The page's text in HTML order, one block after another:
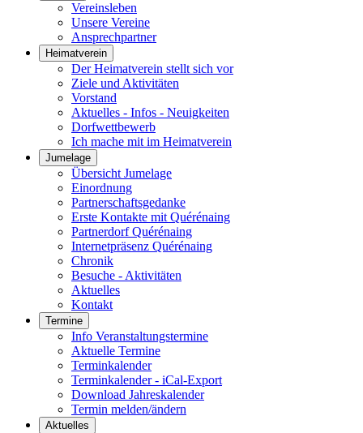
Vereinsleben
Unsere Vereine
Ansprechpartner
Heimatverein
Der Heimatverein stellt sich vor
Ziele und Aktivitäten
Vorstand
Aktuelles - Infos - Neuigkeiten
Dorfwettbewerb
Ich mache mit im Heimatverein
Jumelage
Übersicht Jumelage
Einordnung
Partnerschaftsgedanke
Erste Kontakte mit Quérénaing
Partnerdorf Quérénaing
Internetpräsenz Quérénaing
Chronik
Besuche - Aktivitäten
Aktuelles
Kontakt
Termine
Info Veranstaltungstermine
Aktuelle Termine
Terminkalender
Terminkalender - iCal-Export
Download Jahreskalender
Termin melden/ändern
Aktuelles